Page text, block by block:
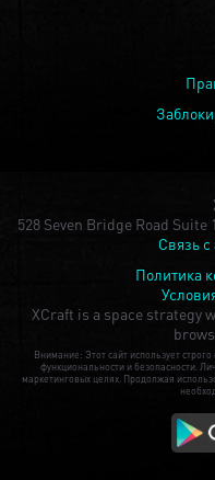
528 Seven Bridge Road
Связь
Политика
XCraft is a space strategy
Внимание: Этот сайт использует
функциональности и безопасности.
маркетинговых целях. Продолжая